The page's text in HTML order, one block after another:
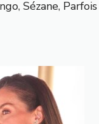
Sézane, Parfois